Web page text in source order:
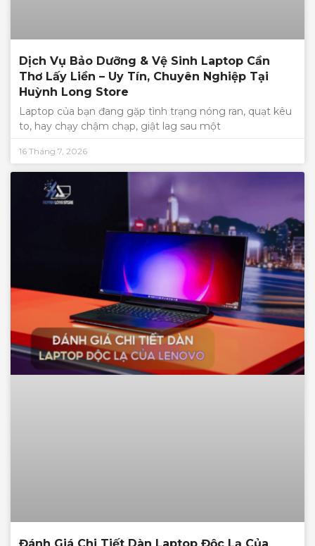
Dịch Vụ Bảo Dưỡng & Vệ Sinh Laptop Cần
Thơ Lấy Liền – Uy Tín, Chuyên Nghiệp Tại
Huỳnh Long Store
Laptop của bạn đang gặp tình trạng nóng ran, quạt kêu
to, hay chạy chậm chạp, giật lag sau một
16 Tháng 7, 2026